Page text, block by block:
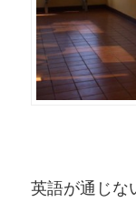
英語が通じな